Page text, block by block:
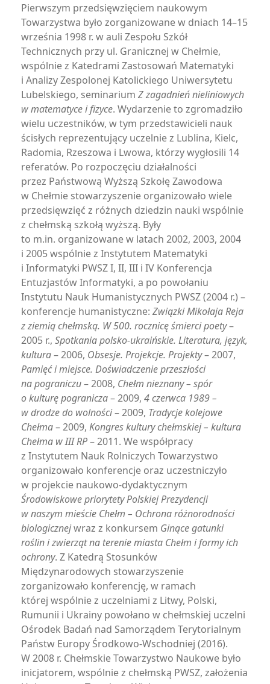
Pierwszym przedsięwzięciem naukowym
Towarzystwa było zorganizowane w dniach 14–15
września 1998 r. w auli Zespołu Szkół
Technicznych przy ul. Granicznej w Chełmie,
wspólnie z Katedrami Zastosowań Matematyki
i Analizy Zespolonej Katolickiego Uniwersytetu
Lubelskiego, seminarium Z zagadnień nieliniowych
w matematyce i fizyce. Wydarzenie to zgromadziło
wielu uczestników, w tym przedstawicieli nauk
ścisłych reprezentujący uczelnie z Lublina, Kielc,
Radomia, Rzeszowa i Lwowa, którzy wygłosili 14
referatów. Po rozpoczęciu działalności
przez Państwową Wyższą Szkołę Zawodowa
w Chełmie stowarzyszenie organizowało wiele
przedsięwzięć z różnych dziedzin nauki wspólnie
z chełmską szkołą wyższą. Były
to m.in. organizowane w latach 2002, 2003, 2004
i 2005 wspólnie z Instytutem Matematyki
i Informatyki PWSZ I, II, III i IV Konferencja
Entuzjastów Informatyki, a po powołaniu
Instytutu Nauk Humanistycznych PWSZ (2004 r.) –
konferencje humanistyczne: Związki Mikołaja Reja
z ziemią chełmską. W 500. rocznicę śmierci poety–
2005 r., Spotkania polsko-ukraińskie. Literatura, język,
kultura– 2006, Obsesje. Projekcje. Projekty– 2007,
Pamięć i miejsce. Doświadczenie przeszłości
na pograniczu– 2008, Chełm nieznany – spór
o kulturę pogranicza– 2009, 4 czerwca 1989 –
w drodze do wolności– 2009, Tradycje kolejowe
Chełma– 2009, Kongres kultury chełmskiej – kultura
Chełma w III RP– 2011. We współpracy
z Instytutem Nauk Rolniczych Towarzystwo
organizowało konferencje oraz uczestniczyło
w projekcie naukowo-dydaktycznym
Środowiskowe priorytety Polskiej Prezydencji
w naszym mieście Chełm – Ochrona różnorodności
biologicznejwraz z konkursem Ginące gatunki
roślin i zwierząt na terenie miasta Chełm i formy ich
ochrony. Z Katedrą Stosunków
Międzynarodowych stowarzyszenie
zorganizowało konferencję, w ramach
której wspólnie z uczelniami z Litwy, Polski,
Rumunii i Ukrainy powołano w chełmskiej uczelni
Ośrodek Badań nad Samorządem Terytorialnym
Państw Europy Środkowo-Wschodniej (2016).
W 2008 r. Chełmskie Towarzystwo Naukowe było
inicjatorem, wspólnie z chełmską PWSZ, założenia